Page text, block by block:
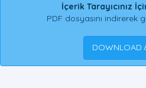
İçerik Tarayıcınız
PDF dosyasını indirerek
DOWNLOAD